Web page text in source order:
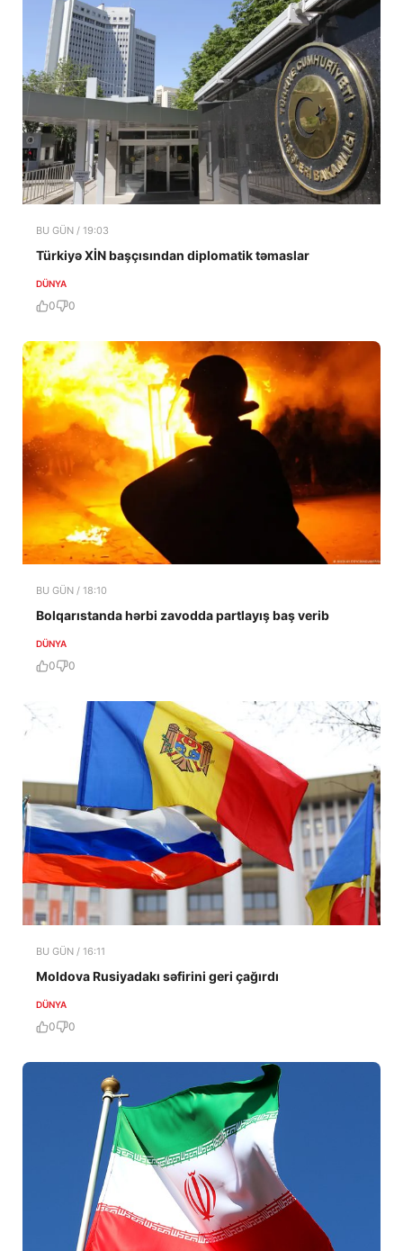
BU GÜN / 19:03
Türkiyə XİN başçısından diplomatik təmaslar
DÜNYA
0 0
BU GÜN / 18:10
Bolqarıstanda hərbi zavodda partlayış baş verib
DÜNYA
0 0
BU GÜN / 16:11
Moldova Rusiyadakı səfirini geri çağırdı
DÜNYA
0 0